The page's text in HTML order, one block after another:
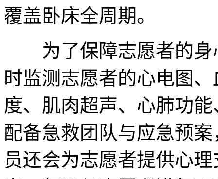
覆盖卧床全周期。
为了保障志愿者的身
时监测志愿者的心电图
度、肌肉超声、心肺功
配备急救团队与应急预
员还会为志愿者提供心